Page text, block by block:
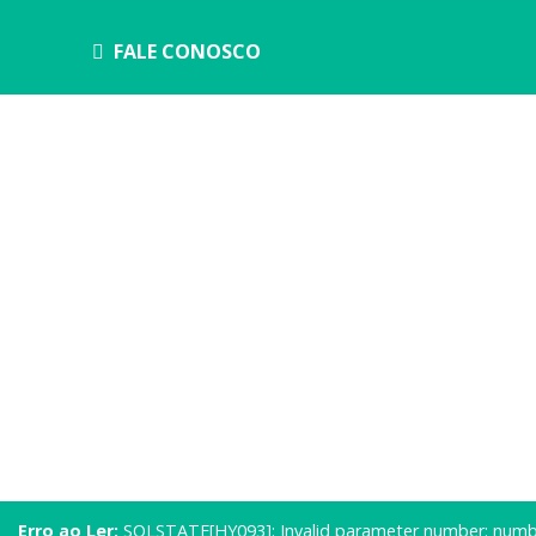
FALE CONOSCO
Erro ao Ler: SQLSTATE[HY093]: Invalid parameter number: